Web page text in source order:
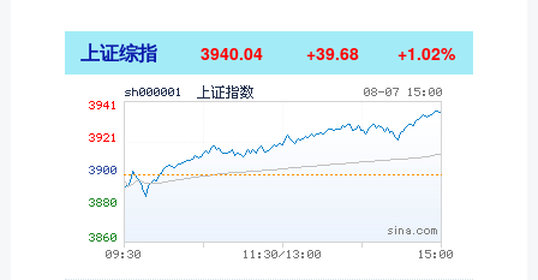
上证综指 3940.04 +39.68 +1.02%